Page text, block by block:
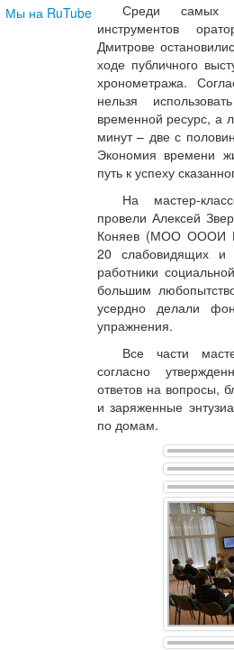
Среди самых
инструментов
Дмитрове
ходе публичного
хронометража.
нельзя
временной ресурс, а
минут – две с
Экономия времени
путь к успеху
На мастер-
провели Алексей
Коняев (МОО ОООИ
20 слабовидящих и
работники
большим
усердно делали
упражнения.
Все части
согласно
ответов на вопросы,
и заряженные
по домам.
Мы на RuTube